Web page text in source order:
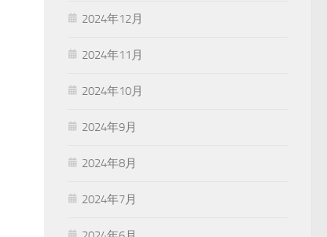
2024年12月
2024年11月
2024年10月
2024年9月
2024年8月
2024年7月